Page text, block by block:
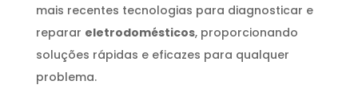
mais recentes tecnologias para diagnosticar e
reparar eletrodomésticos, proporcionando
soluções rápidas e eficazes para qualquer
problema.